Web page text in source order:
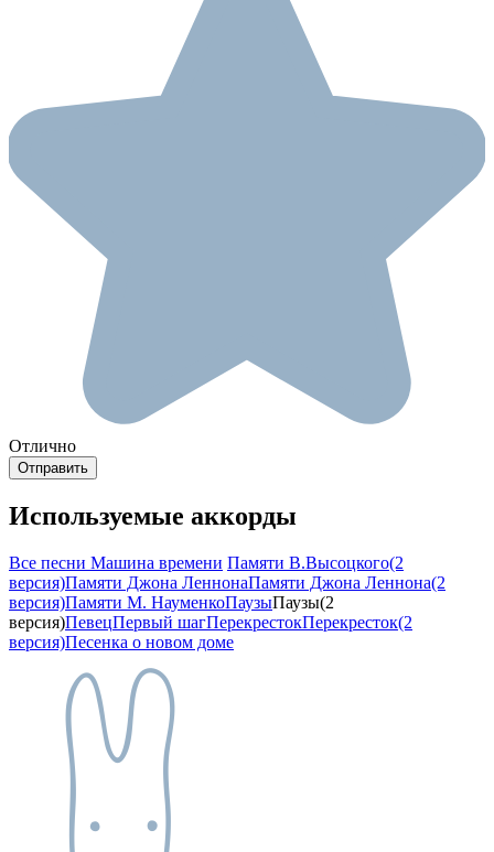
Отлично
Используемые аккорды
Все песни Машина времени Памяти В.Высоцкого(2
версия)Памяти Джона ЛеннонаПамяти Джона Леннона(2
версия)Памяти М. НауменкоПаузыПаузы(2
версия)ПевецПервый шагПерекрестокПерекресток(2
версия)Песенка о новом доме